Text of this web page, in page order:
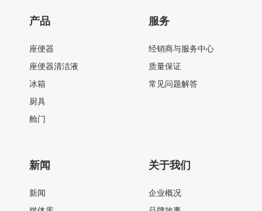
产品
座便器
座便器清洁液
冰箱
厨具
舱门
服务
经销商与服务中心
质量保证
常见问题解答
新闻
新闻
关于我们
企业概况